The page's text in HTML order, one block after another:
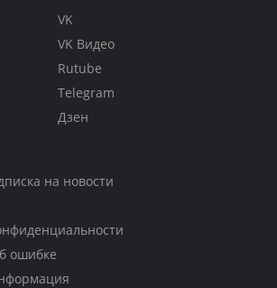
VK
VK Видео
Rutube
Telegram
Дзен
на новости
ошибке